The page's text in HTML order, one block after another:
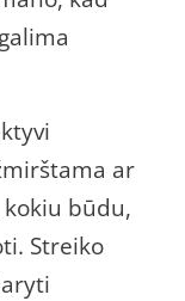
ar
būdu,
Streiko